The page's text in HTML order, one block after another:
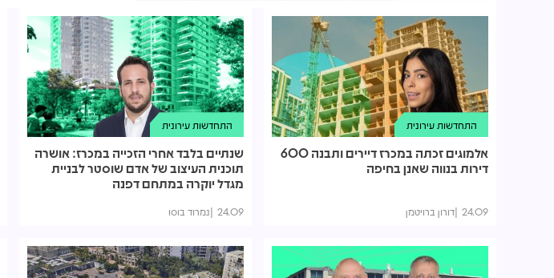
התחדשות עירונית
אלמוגים זכתה במכרז דיירים ותבנה 600
דירות בנווה שאנן בחיפה
24.09 דורון ברויטמן
התחדשות עירונית
שנתיים בלבד אחרי הזכייה במכרז: אושרה
תוכנית העיצוב של אדם שוסטר לבניית
מגדל יוקרה במתחם דפנה
24.09 נמרוד בוסו